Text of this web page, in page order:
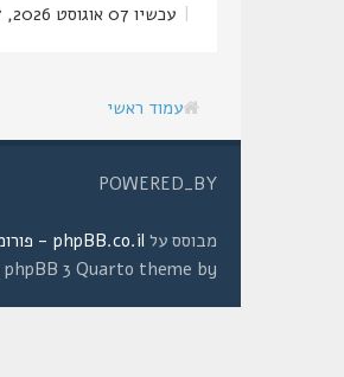
| עכשיו 07 אוגוסט 2026, 13:07
עמוד ראשי
POWERED_BY
מבוסס על phpBB.co.il - פורומים בעברית
phpBB 3 Quarto theme by